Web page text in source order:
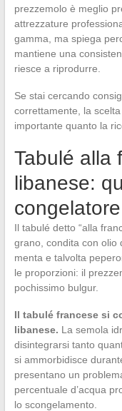
prezzemolo è meglio
attrezzature
gamma, ma spiega
mantiene una
riesce a riprodurre.
Se stai cercando
correttamente, la
importante quanto la
Tabulé alla
libanese:
congelatore
Il tabulé detto “alla
grano, condita con olio
menta e talvolta
le proporzioni: il
pochissimo bulgur.
Il tabulé francese si
libanese. La semola
disintegrarsi tanto
si ammorbidisce
presentano un
percentuale d’acqua
lo scongelamento.